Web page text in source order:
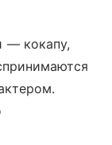
— кокапу,